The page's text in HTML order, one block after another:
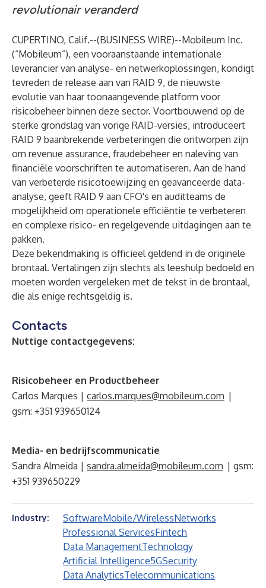
revolutionair veranderd
CUPERTINO, Calif.--(BUSINESS WIRE)--Mobileum Inc.
(“Mobileum”), een vooraanstaande internationale
leverancier van analyse- en netwerkoplossingen, kondigt
tevreden de release aan van RAID 9, de nieuwste
evolutie van haar toonaangevende platform voor
risicobeheer binnen deze sector. Voortbouwend op de
sterke grondslag van vorige RAID-versies, introduceert
RAID 9 baanbrekende verbeteringen die ontworpen zijn
om revenue assurance, fraudebeheer en naleving van
financiële voorschriften te automatiseren. Aan de hand
van verbeterde risicotoewijzing en geavanceerde data-
analyse, geeft RAID 9 aan CFO's en auditteams de
mogelijkheid om operationele efficiëntie te verbeteren
en complexe risico- en regelgevende uitdagingen aan te
pakken.
Deze bekendmaking is officieel geldend in de originele
brontaal. Vertalingen zijn slechts als leeshulp bedoeld en
moeten worden vergeleken met de tekst in de brontaal,
die als enige rechtsgeldig is.
Contacts
Nuttige contactgegevens:
Risicobeheer en Productbeheer
Carlos Marques | carlos.marques@mobileum.com |
gsm: +351 939650124
Media- en bedrijfscommunicatie
Sandra Almeida | sandra.almeida@mobileum.com | gsm:
+351 939650229
Industry: SoftwareMobile/WirelessNetworks
Professional ServicesFintech
Data ManagementTechnology
Artificial Intelligence5GSecurity
Data AnalyticsTelecommunications